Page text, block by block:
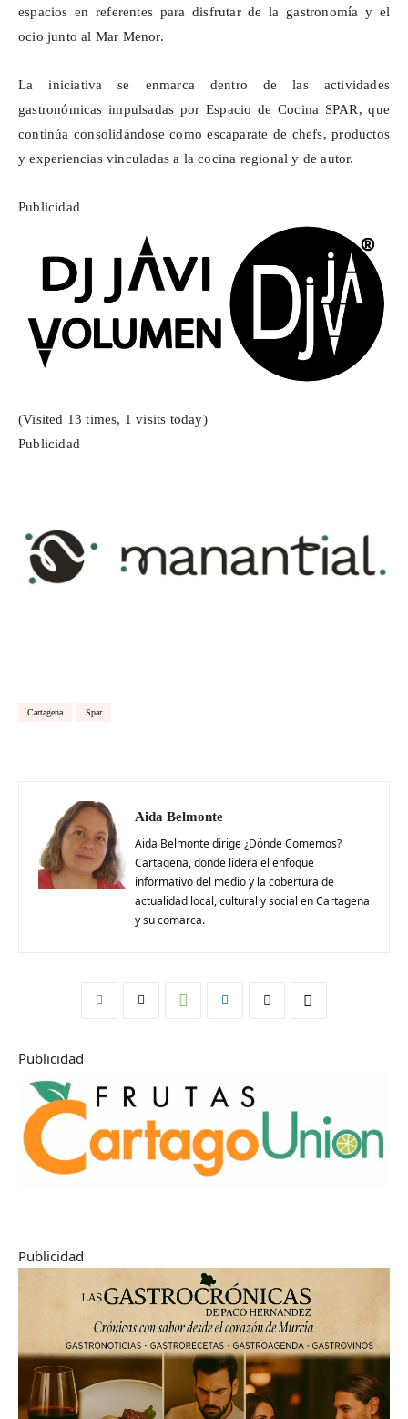
espacios en referentes para disfrutar de la gastronomía y el
ocio junto al Mar Menor.
La iniciativase enmarca dentro de las actividades
gastronómicas impulsadas por Espacio de Cocina SPAR, que
continúa consolidándose como escaparate de chefs, productos
y experiencias vinculadas a la cocina regional y de autor.
Publicidad
(Visited 13 times, 1 visits today)
Publicidad
Cartagena Spar
Aida Belmonte
Aida Belmonte dirige ¿Dónde Comemos?
Cartagena, donde lidera el enfoque
informativo del medio y la cobertura de
actualidad local, cultural y social en Cartagena
y su comarca.
Publicidad
Publicidad